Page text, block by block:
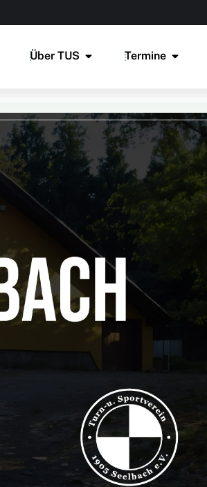
Über TUS Termine